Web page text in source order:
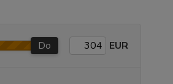
Do EUR